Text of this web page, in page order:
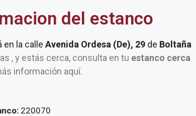
del estanco
en la calle Avenida Ordesa (De), 29 de Boltaña
, y estás cerca, consulta en tu estanco cerca
información aquí.
220070